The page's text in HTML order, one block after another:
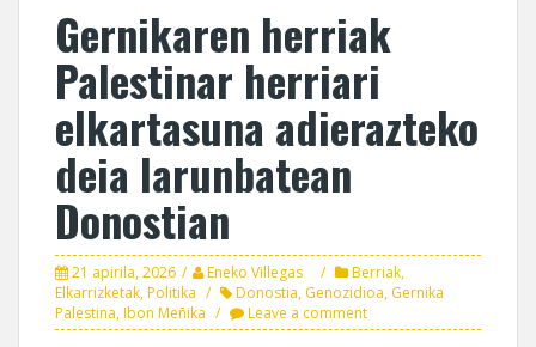
Gernikaren herriak
Palestinar herriari
elkartasuna adierazteko
deia larunbatean
Donostian
21 apirila, 2026 Eneko Villegas Berriak,
Elkarrizketak,Politika Donostia, Genozidioa, Gernika
Palestina,Ibon Meñika Leave a comment